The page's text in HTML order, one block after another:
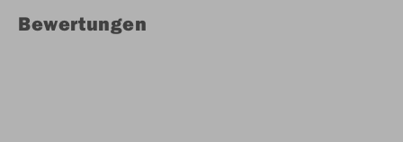
Bewertungen